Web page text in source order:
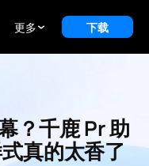
更多 下载
？千鹿 Pr 助
真的太香了